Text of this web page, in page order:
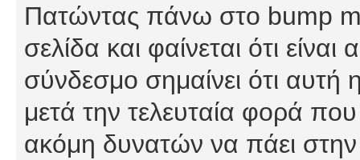
Πατώντας πάνω στο bump
σελίδα και φαίνεται ότι
σύνδεσμο σημαίνει ότι αυτή
μετά την τελευταία φορά που
ακόμη δυνατών να πάει